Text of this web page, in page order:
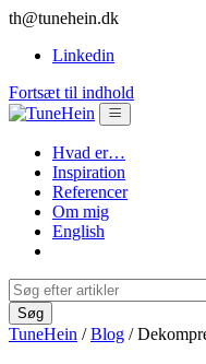
th@tunehein.dk
Linkedin
Fortsæt til indhold
Hvad er…
Inspiration
Referencer
Om mig
English
TuneHein /Blog /